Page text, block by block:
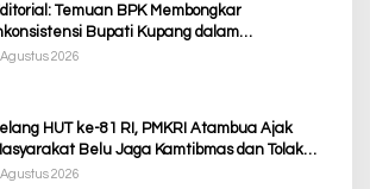
Temuan BPK Membongkar
Bupati Kupang dalam
Regulasi
Agustus 2026
HUT ke-81 RI, PMKRI Atambua Ajak
Belu Jaga Kamtibmas dan Tolak
Agustus 2026